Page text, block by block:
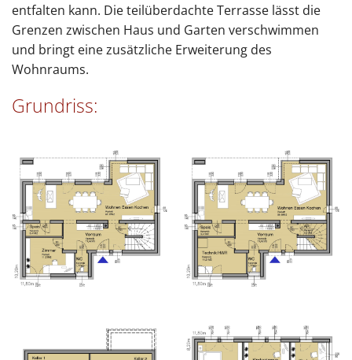
entfalten kann. Die teilüberdachte Terrasse lässt die
Grenzen zwischen Haus und Garten verschwimmen
und bringt eine zusätzliche Erweiterung des
Wohnraums.
Grundriss: